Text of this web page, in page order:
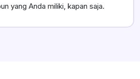
yang Anda miliki, kapan saja.